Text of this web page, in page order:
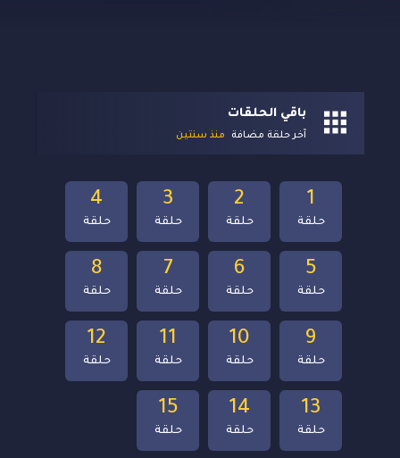
باقي الحلقات
آخر حلقة مضافة منذ سنتين
15
حلقة
14
حلقة
13
حلقة
12
حلقة
11
حلقة
10
حلقة
9
حلقة
8
حلقة
7
حلقة
6
حلقة
5
حلقة
4
حلقة
3
حلقة
2
حلقة
1
حلقة